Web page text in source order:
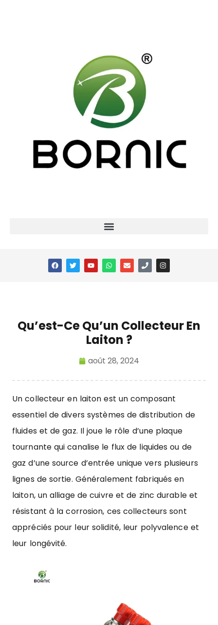
Qu’est-Ce Qu’un Collecteur En
Laiton ?
août 28, 2024
Uncollecteur en laiton est un composant
essentiel de divers systèmes de distribution de
fluides et de gaz. Il joue le rôle d’une plaque
tournante qui canalise le flux de liquides ou de
gaz d’une source d’entrée unique vers plusieurs
lignes de sortie. Généralement fabriqués en
laiton, un alliage de cuivre et de zinc durable et
résistant à la corrosion, ces collecteurs sont
appréciés pour leur solidité, leur polyvalence et
leur longévité.